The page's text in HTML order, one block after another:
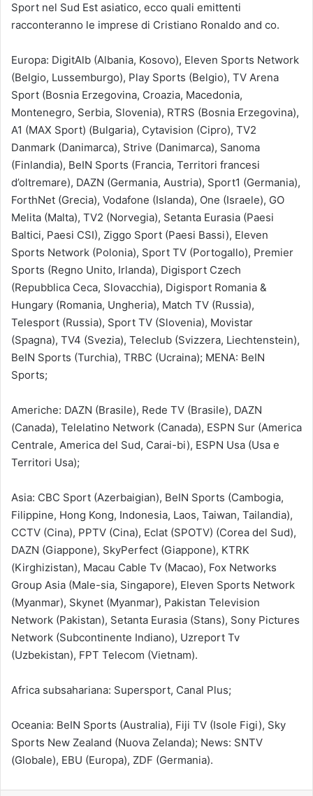
Sport nel Sud Est asiatico, ecco quali emittenti
racconteranno le imprese di Cristiano Ronaldo and co.
Europa: DigitAlb (Albania, Kosovo), Eleven Sports Network
(Belgio, Lussemburgo), Play Sports (Belgio), TV Arena
Sport (Bosnia Erzegovina, Croazia, Macedonia,
Montenegro, Serbia, Slovenia), RTRS (Bosnia Erzegovina),
A1 (MAX Sport) (Bulgaria), Cytavision (Cipro), TV2
Danmark (Danimarca), Strive (Danimarca), Sanoma
(Finlandia), BeIN Sports (Francia, Territori francesi
d’oltremare), DAZN (Germania, Austria), Sport1 (Germania),
ForthNet (Grecia), Vodafone (Islanda), One (Israele), GO
Melita (Malta), TV2 (Norvegia), Setanta Eurasia (Paesi
Baltici, Paesi CSI), Ziggo Sport (Paesi Bassi), Eleven
Sports Network (Polonia), Sport TV (Portogallo), Premier
Sports (Regno Unito, Irlanda), Digisport Czech
(Repubblica Ceca, Slovacchia), Digisport Romania &
Hungary (Romania, Ungheria), Match TV (Russia),
Telesport (Russia), Sport TV (Slovenia), Movistar
(Spagna), TV4 (Svezia), Teleclub (Svizzera, Liechtenstein),
BeIN Sports (Turchia), TRBC (Ucraina); MENA: BeIN
Sports;
Americhe: DAZN (Brasile), Rede TV (Brasile), DAZN
(Canada), Telelatino Network (Canada), ESPN Sur (America
Centrale, America del Sud, Carai-bi), ESPN Usa (Usa e
Territori Usa);
Asia: CBC Sport (Azerbaigian), BeIN Sports (Cambogia,
Filippine, Hong Kong, Indonesia, Laos, Taiwan, Tailandia),
CCTV (Cina), PPTV (Cina), Eclat (SPOTV) (Corea del Sud),
DAZN (Giappone), SkyPerfect (Giappone), KTRK
(Kirghizistan), Macau Cable Tv (Macao), Fox Networks
Group Asia (Male-sia, Singapore), Eleven Sports Network
(Myanmar), Skynet (Myanmar), Pakistan Television
Network (Pakistan), Setanta Eurasia (Stans), Sony Pictures
Network (Subcontinente Indiano), Uzreport Tv
(Uzbekistan), FPT Telecom (Vietnam).
Africa subsahariana: Supersport, Canal Plus;
Oceania: BeIN Sports (Australia), Fiji TV (Isole Figi), Sky
Sports New Zealand (Nuova Zelanda); News: SNTV
(Globale), EBU (Europa), ZDF (Germania).